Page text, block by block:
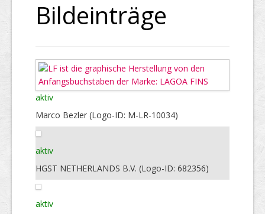
Bildeinträge
aktiv
Marco Bezler (Logo-ID: M-LR-10034)
aktiv
HGST NETHERLANDS B.V. (Logo-ID: 682356)
aktiv